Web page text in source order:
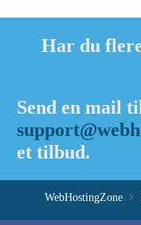
Har du
Send en mail
et tilbud.
WebHostingZone